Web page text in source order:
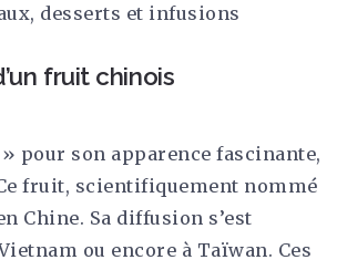
desserts et infusions
fruit chinois
pour son apparence fascinante,
fruit, scientifiquement nommé
Chine. Sa diffusion s’est
ou encore à Taïwan. Ces